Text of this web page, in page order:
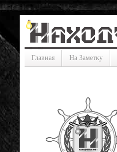
Главная На Заметку